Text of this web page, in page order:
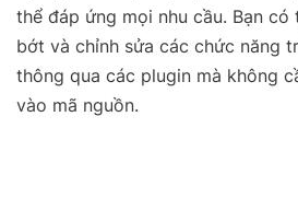
thể đáp ứng mọi nhu cầu. Bạn có
bớt và chỉnh sửa các chức năng
thông qua các plugin mà không
vào mã nguồn.